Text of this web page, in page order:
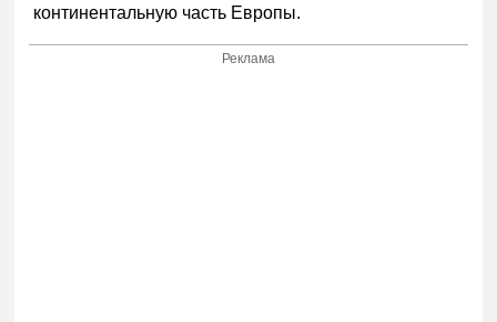
континентальную часть Европы.
Реклама